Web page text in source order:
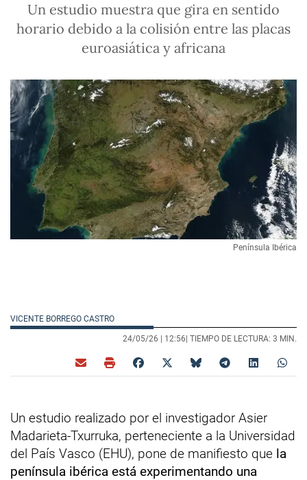
Un estudio muestra que gira en sentido
horario debido a la colisión entre las placas
euroasiática y africana
Península Ibérica
VICENTE BORREGO CASTRO
24/05/26 | 12:56| TIEMPO DE LECTURA: 3 MIN.
Un estudio realizado por el investigador Asier
Madarieta-Txurruka, perteneciente a la Universidad
del País Vasco (EHU), pone de manifiesto que la
península ibérica está experimentando una